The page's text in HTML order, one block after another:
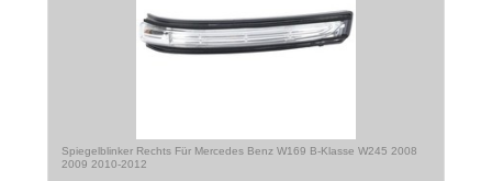
Spiegelblinker Rechts Für Mercedes Benz W169 B-Klasse W245 2008
2009 2010-2012